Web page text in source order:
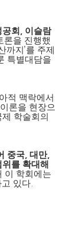
공회
이슬람
론을 진행했
까지’를 주제
특별대담을
적 맥락에서
론을 현장으
학술회의
중국 ,대만,
를 확대해
이 학회에는
있다